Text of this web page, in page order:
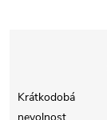
Krátkodobá